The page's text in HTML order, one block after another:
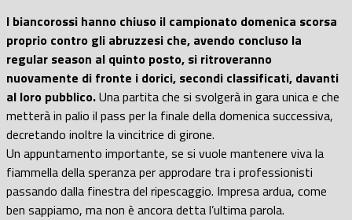
I biancorossi hanno chiuso il campionato domenica scorsa
proprio contro gli abruzzesi che, avendo concluso la
regular season al quinto posto, si ritroveranno
nuovamente di fronte i dorici, secondi classificati, davanti
al loro pubblico.Una partita che si svolgerà in gara unica e che
metterà in palio il pass per la finale della domenica successiva,
decretando inoltre la vincitrice di girone.
Un appuntamento importante, se si vuole mantenere viva la
fiammella della speranza per approdare tra i professionisti
passando dalla finestra del ripescaggio. Impresa ardua, come
ben sappiamo, ma non è ancora detta l’ultima parola.